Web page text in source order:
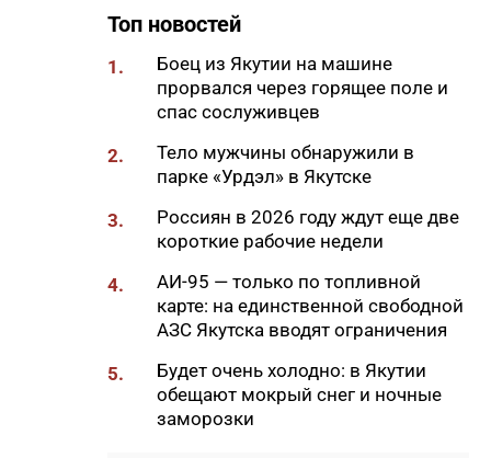
«Полюс Строя» Евгений
климате
Слет молодых специалистов
30 участников из трех
муниципалитетов
17:34
Якутяне подали более 61
тысяч заявлений на получение
земельных участков
«Точка будущего. Якутия»:
самый масштабный
образовательный проект на
вечной мерзлоте
47 участников из арктических
Топ новостей
1.
Боец из Якутии на машине
прорвался через горящее поле и
спас сослуживцев
2.
Тело мужчины обнаружили в
парке «Урдэл» в Якутске
3.
Россиян в 2026 году ждут еще две
короткие рабочие недели
4.
АИ-95 — только по топливной
карте: на единственной свободной
АЗС Якутска вводят ограничения
5.
Будет очень холодно: в Якутии
обещают мокрый снег и ночные
заморозки